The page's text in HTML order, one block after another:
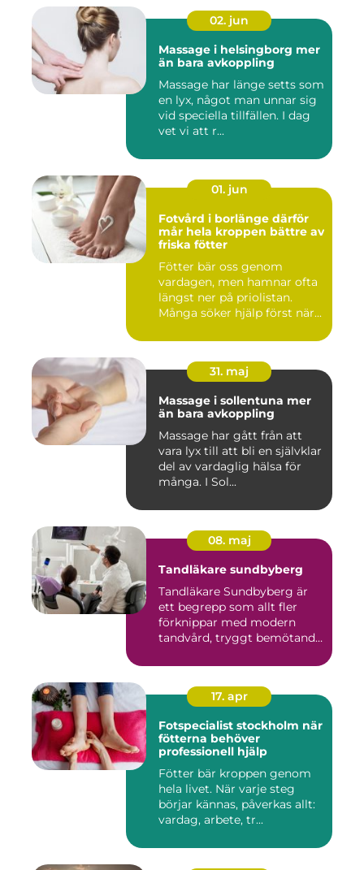
02. jun
Massage i helsingborg mer
än bara avkoppling
Massage har länge setts som
en lyx, något man unnar sig
vid speciella tillfällen. I dag
vet vi att r...
01. jun
Fotvård i borlänge därför
mår hela kroppen bättre av
friska fötter
Fötter bär oss genom
vardagen, men hamnar ofta
längst ner på priolistan.
Många söker hjälp först när...
31. maj
Massage i sollentuna mer
än bara avkoppling
Massage har gått från att
vara lyx till att bli en självklar
del av vardaglig hälsa för
många. I Sol...
08. maj
Tandläkare sundbyberg
Tandläkare Sundbyberg är
ett begrepp som allt fler
förknippar med modern
tandvård, tryggt bemötande
17. apr
Fotspecialist stockholm när
fötterna behöver
professionell hjälp
Fötter bär kroppen genom
hela livet. När varje steg
börjar kännas, påverkas allt:
vardag, arbete, tr...